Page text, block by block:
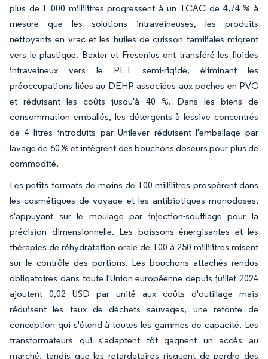
plus de 1 000 millilitres progressent à un TCAC de 4,74 % à
mesure que les solutions intraveineuses, les produits
nettoyants en vrac et les huiles de cuisson familiales migrent
vers le plastique. Baxter et Fresenius ont transféré les fluides
intraveineux vers le PET semi-rigide, éliminant les
préoccupations liées au DEHP associées aux poches en PVC
et réduisant les coûts jusqu'à 40 %. Dans les biens de
consommation emballés, les détergents à lessive concentrés
de 4 litres introduits par Unilever réduisent l'emballage par
lavage de 60 % et intègrent des bouchons doseurs pour plus de
commodité.
Les petits formats de moins de 100 millilitres prospèrent dans
les cosmétiques de voyage et les antibiotiques monodoses,
s'appuyant sur le moulage par injection-soufflage pour la
précision dimensionnelle. Les boissons énergisantes et les
thérapies de réhydratation orale de 100 à 250 millilitres misent
sur le contrôle des portions. Les bouchons attachés rendus
obligatoires dans toute l'Union européenne depuis juillet 2024
ajoutent 0,02 USD par unité aux coûts d'outillage mais
réduisent les taux de déchets sauvages, une refonte de
conception qui s'étend à toutes les gammes de capacité. Les
transformateurs qui s'adaptent tôt gagnent un accès au
marché, tandis que les retardataires risquent de perdre des